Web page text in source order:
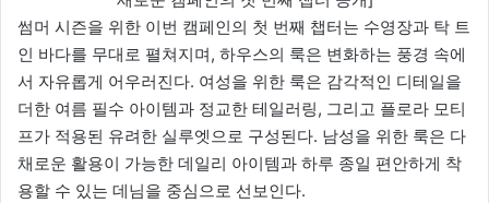
썸머 시즌을 위한 이번 캠페인의 첫 번째 챕터는 수영장과 탁 트
인 바다를 무대로 펼쳐지며, 하우스의 룩은 변화하는 풍경 속에
서 자유롭게 어우러진다. 여성을 위한 룩은 감각적인 디테일을
더한 여름 필수 아이템과 정교한 테일러링, 그리고 플로라 모티
프가 적용된 유려한 실루엣으로 구성된다. 남성을 위한 룩은 다
채로운 활용이 가능한 데일리 아이템과 하루 종일 편안하게 착
용할 수 있는 데님을 중심으로 선보인다.